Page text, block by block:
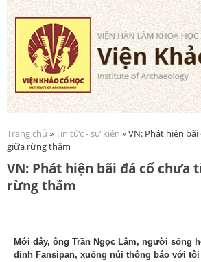
Nhảy
đến
nội
dung
Bạn đang ở đây
Trang chủ »Tin tức - sự kiện » VN: Phát hiện
giữa rừng thẳm
VN: Phát hiện bãi đá cổ chưa
rừng thẳm
Mới đây, ông Trần Ngọc Lâm, người sống
đỉnh Fansipan, xuống núi thông báo với